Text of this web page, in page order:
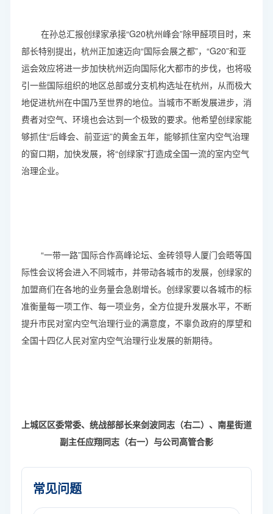
在孙总汇报创绿家承接“G20杭州峰会”除甲醛项目时，来
部长特别提出，杭州正加速迈向“国际会展之都”，“G20”和亚
运会效应将进一步加快杭州迈向国际化大都市的步伐，也将吸
引一些国际组织的地区总部或分支机构选址在杭州，从而极大
地促进杭州在中国乃至世界的地位。当城市不断发展进步，消
费者对空气、环境也会达到一个极致的要求。他希望创绿家能
够抓住“后峰会、前亚运”的黄金五年，能够抓住室内空气治理
的窗口期，加快发展，将“创绿家”打造成全国一流的室内空气
治理企业。
“一带一路”国际合作高峰论坛、金砖领导人厦门会晤等国
际性会议将会进入不同城市，并带动各城市的发展，创绿家的
加盟商们在各地的业务量会急剧增长。创绿家要以各城市的标
准衡量每一项工作、每一项业务，全方位提升发展水平，不断
提升市民对室内空气治理行业的满意度，不辜负政府的厚望和
全国十四亿人民对室内空气治理行业发展的新期待。
上城区区委常委、统战部部长来剑波同志（右二）、南星街道
副主任应翔同志（右一）与公司高管合影
常见问题